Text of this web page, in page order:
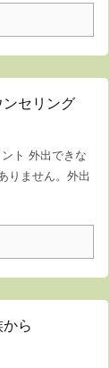
セリング
ト 外出できな
りません。外出
ら